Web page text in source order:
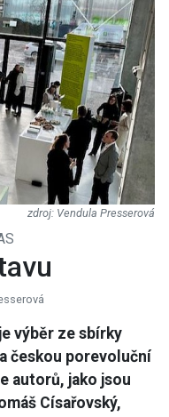
Vendula Presserová
výběr ze sbírky
českou porevoluční
autorů, jako jsou
Císařovský,